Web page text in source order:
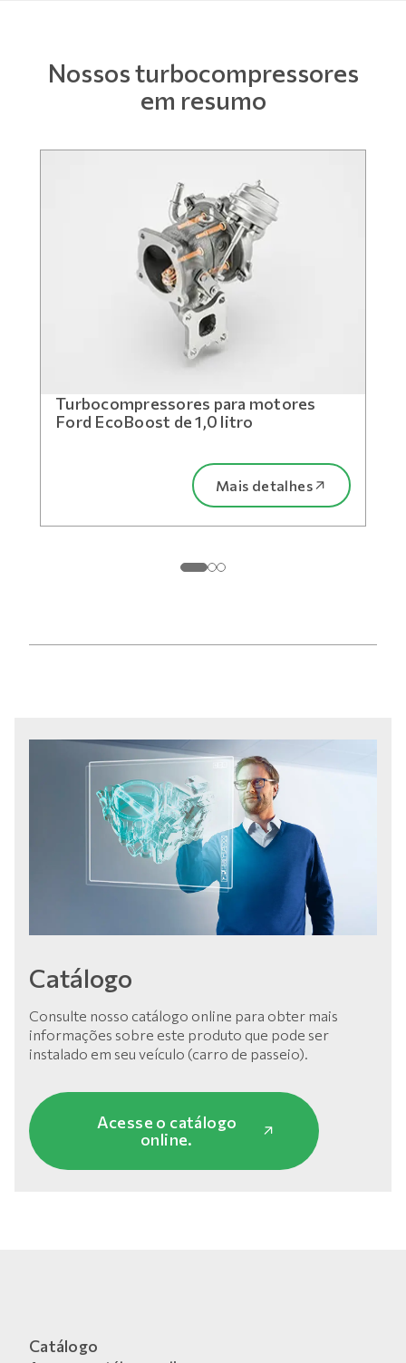
Nossos turbocompressores
em resumo
Turbocompressores para motores
Ford EcoBoost de 1,0 litro
Mais detalhes
Catálogo
Consulte nosso catálogo online para obter mais
informações sobre este produto que pode ser
instalado em seu veículo (carro de passeio).
Acesse o catálogo
online.
Catálogo